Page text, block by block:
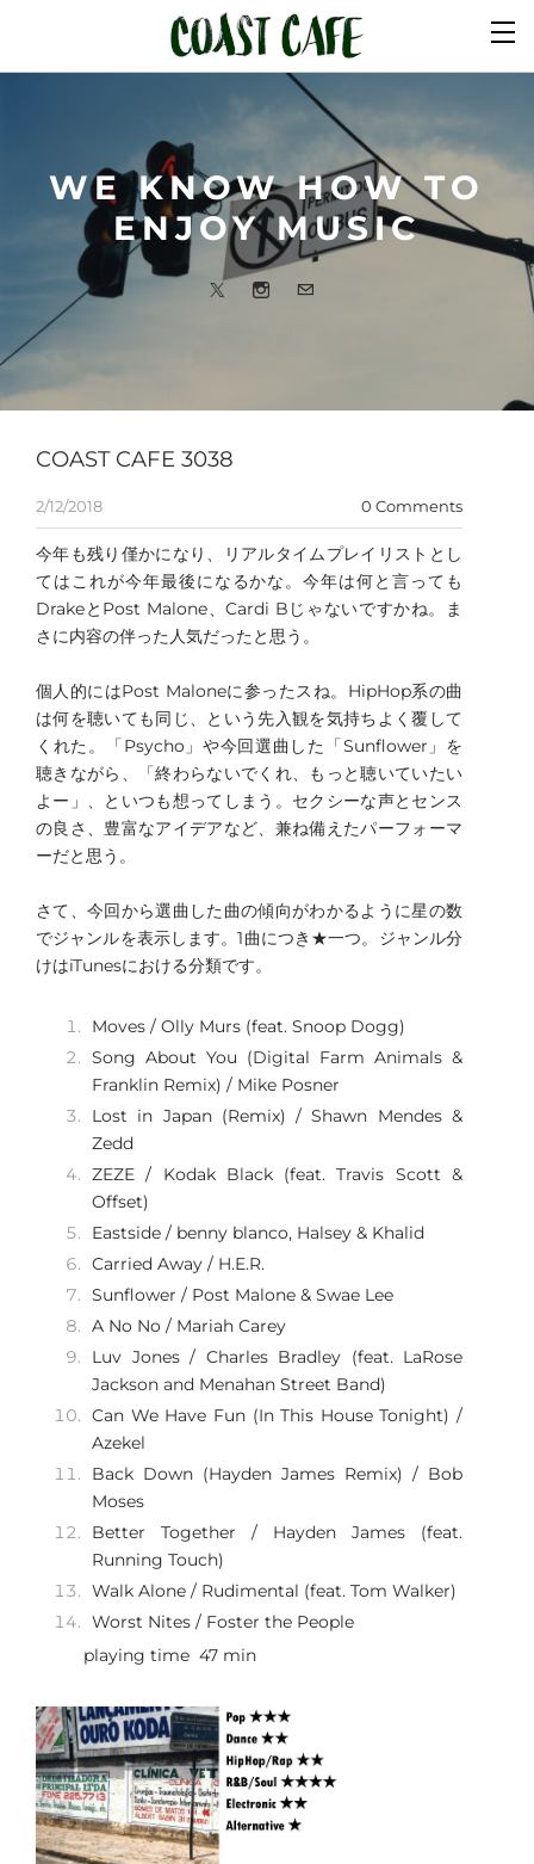
COAST CAFE 3038
2/12/2018 0 Comments
今年も残り僅かになり、リアルタイムプレイリストとし
てはこれが今年最後になるかな。今年は何と言っても
DrakeとPost Malone、Cardi Bじゃないですかね。ま
さに内容の伴った人気だったと思う。
個人的にはPost Maloneに参ったスね。HipHop系の曲
は何を聴いても同じ、という先入観を気持ちよく覆して
くれた。「Psycho」や今回選曲した「Sunflower」を
聴きながら、「終わらないでくれ、もっと聴いていたい
よー」、といつも想ってしまう。セクシーな声とセンス
の良さ、豊富なアイデアなど、兼ね備えたパーフォーマ
ーだと思う。
さて、今回から選曲した曲の傾向がわかるように星の数
でジャンルを表示します。1曲につき★一つ。ジャンル分
けはiTunesにおける分類です。
Moves / Olly Murs (feat. Snoop Dogg)
Song About You (Digital Farm Animals &
Franklin Remix) / Mike Posner
Lost in Japan (Remix) / Shawn Mendes &
Zedd
ZEZE / Kodak Black (feat. Travis Scott &
Offset)
Eastside / benny blanco, Halsey & Khalid
Carried Away / H.E.R.
Sunflower / Post Malone & Swae Lee
A No No / Mariah Carey
Luv Jones / Charles Bradley (feat. LaRose
Jackson and Menahan Street Band)
Can We Have Fun (In This House Tonight) /
Azekel
Back Down (Hayden James Remix) / Bob
Moses
Better Together / Hayden James (feat.
Running Touch)
Walk Alone / Rudimental (feat. Tom Walker)
Worst Nites / Foster the People
playing time 47 min